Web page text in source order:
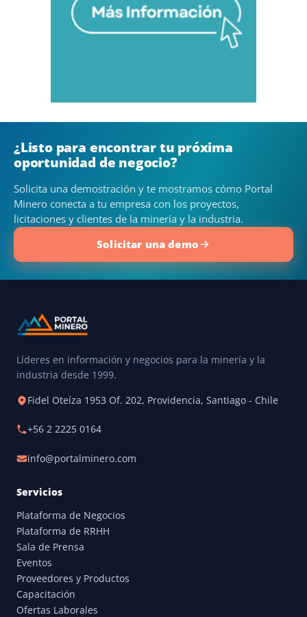
¿Listo para encontrar tu próxima
oportunidad de negocio?
Solicita una demostración y te mostramos cómo Portal
Minero conecta a tu empresa con los proyectos,
licitaciones y clientes de la minería y la industria.
Solicitar una demo
Líderes en información y negocios para la minería y la
industria desde 1999.
Fidel Oteíza 1953 Of. 202, Providencia, Santiago - Chile
+56 2 2225 0164
info@portalminero.com
Servicios
Plataforma de Negocios
Plataforma de RRHH
Sala de Prensa
Eventos
Proveedores y Productos
Capacitación
Ofertas Laborales